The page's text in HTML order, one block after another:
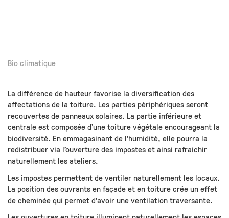
Bio climatique
La différence de hauteur favorise la diversification des
affectations de la toiture. Les parties périphériques seront
recouvertes de panneaux solaires. La partie inférieure et
centrale est composée d’une toiture végétale encourageant la
biodiversité. En emmagasinant de l’humidité, elle pourra la
redistribuer via l’ouverture des impostes et ainsi rafraichir
naturellement les ateliers.
Les impostes permettent de ventiler naturellement les locaux.
La position des ouvrants en façade et en toiture crée un effet
de cheminée qui permet d’avoir une ventilation traversante.